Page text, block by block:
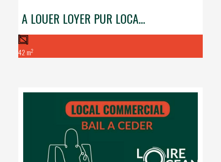
A LOUER LOYER PUR LOCAL COMMERCIAL MARCHE DE LA BAULE
42 m2